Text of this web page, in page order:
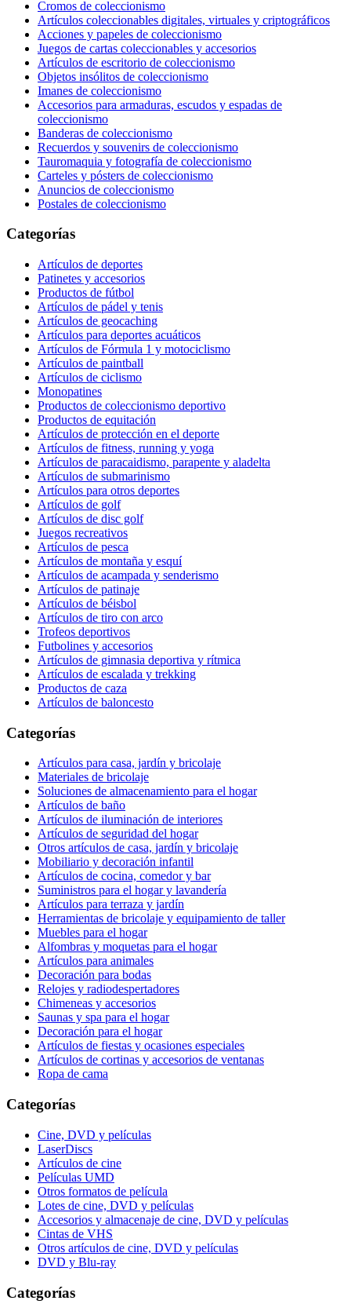
Cromos de coleccionismo
Artículos coleccionables digitales, virtuales y criptográficos
Acciones y papeles de coleccionismo
Juegos de cartas coleccionables y accesorios
Artículos de escritorio de coleccionismo
Objetos insólitos de coleccionismo
Imanes de coleccionismo
Accesorios para armaduras, escudos y espadas de
coleccionismo
Banderas de coleccionismo
Recuerdos y souvenirs de coleccionismo
Tauromaquia y fotografía de coleccionismo
Carteles y pósters de coleccionismo
Anuncios de coleccionismo
Postales de coleccionismo
Categorías
Artículos de deportes
Patinetes y accesorios
Productos de fútbol
Artículos de pádel y tenis
Artículos de geocaching
Artículos para deportes acuáticos
Artículos de Fórmula 1 y motociclismo
Artículos de paintball
Artículos de ciclismo
Monopatines
Productos de coleccionismo deportivo
Productos de equitación
Artículos de protección en el deporte
Artículos de fitness, running y yoga
Artículos de paracaidismo, parapente y aladelta
Artículos de submarinismo
Artículos para otros deportes
Artículos de golf
Artículos de disc golf
Juegos recreativos
Artículos de pesca
Artículos de montaña y esquí
Artículos de acampada y senderismo
Artículos de patinaje
Artículos de béisbol
Artículos de tiro con arco
Trofeos deportivos
Futbolines y accesorios
Artículos de gimnasia deportiva y rítmica
Artículos de escalada y trekking
Productos de caza
Artículos de baloncesto
Categorías
Artículos para casa, jardín y bricolaje
Materiales de bricolaje
Soluciones de almacenamiento para el hogar
Artículos de baño
Artículos de iluminación de interiores
Artículos de seguridad del hogar
Otros artículos de casa, jardín y bricolaje
Mobiliario y decoración infantil
Artículos de cocina, comedor y bar
Suministros para el hogar y lavandería
Artículos para terraza y jardín
Herramientas de bricolaje y equipamiento de taller
Muebles para el hogar
Alfombras y moquetas para el hogar
Artículos para animales
Decoración para bodas
Relojes y radiodespertadores
Chimeneas y accesorios
Saunas y spa para el hogar
Decoración para el hogar
Artículos de fiestas y ocasiones especiales
Artículos de cortinas y accesorios de ventanas
Ropa de cama
Categorías
Cine, DVD y películas
LaserDiscs
Artículos de cine
Películas UMD
Otros formatos de película
Lotes de cine, DVD y películas
Accesorios y almacenaje de cine, DVD y películas
Cintas de VHS
Otros artículos de cine, DVD y películas
DVD y Blu-ray
Categorías